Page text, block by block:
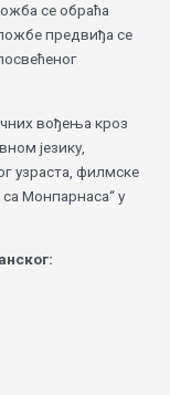
се обраћа
предвиђа се
вођења кроз
језику,
узраста, филмске
Монпарнаса“ у